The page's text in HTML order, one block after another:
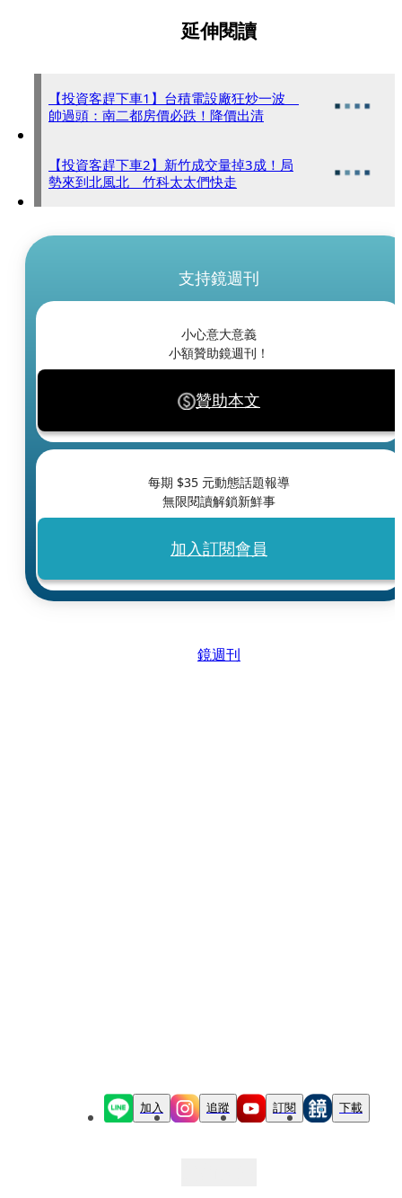
延伸閱讀
【投資客趕下車1】台積電設廠狂炒一波
帥過頭：南二都房價必跌！降價出清
【投資客趕下車2】新竹成交量掉3成！局
勢來到北風北 竹科太太們快走
支持鏡週刊
小心意大意義
小額贊助鏡週刊！
贊助本文
每期 $35 元動態話題報導
無限閱讀解鎖新鮮事
加入訂閱會員
鏡週刊
加入 追蹤 訂閱 下載